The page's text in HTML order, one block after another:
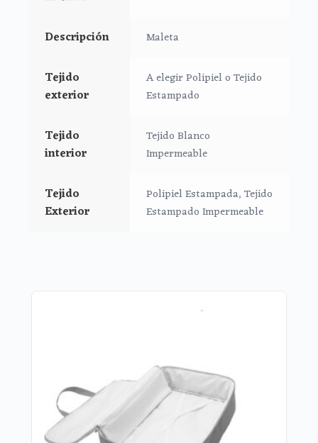
Descripción Maleta
Tejido
exterior
A elegir Polipiel o Tejido
Estampado
Tejido
interior
Tejido Blanco
Impermeable
Tejido
Exterior
Polipiel Estampada, Tejido
Estampado Impermeable